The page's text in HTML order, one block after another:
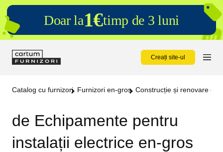
Doar la1€timp de 3 luni
Creați site-ul
Catalog cu furnizori Furnizori en-gros Construcție și renovare en-
de Echipamente pentru
instalații electrice en-gros